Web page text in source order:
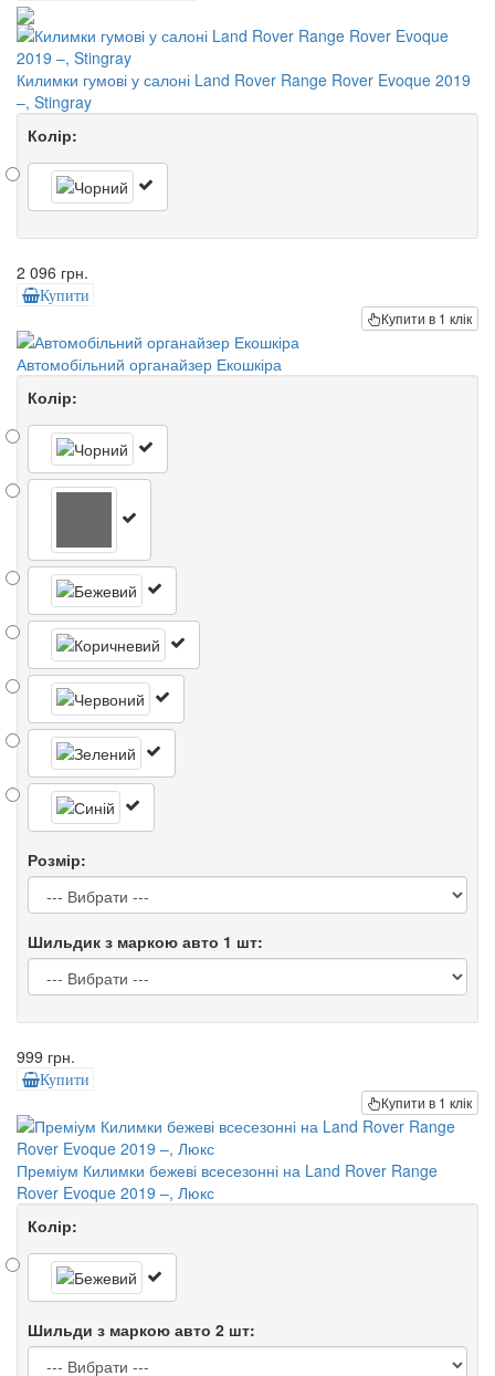
Килимки гумові у салоні Land Rover Range Rover Evoque 2019
–, Stingray
Колір:
2 096 грн.
Купити
Купити в 1 клік
Автомобільний органайзер Екошкіра
Колір:
Розмір:
Шильдик з маркою авто 1 шт:
999 грн.
Купити
Купити в 1 клік
Преміум Килимки бежеві всесезонні на Land Rover Range
Rover Evoque 2019 –, Люкс
Колір:
Шильди з маркою авто 2 шт: